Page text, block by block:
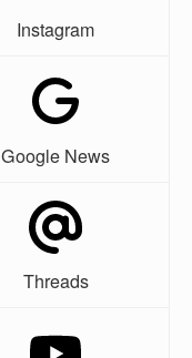
Instagram
Google News
Threads